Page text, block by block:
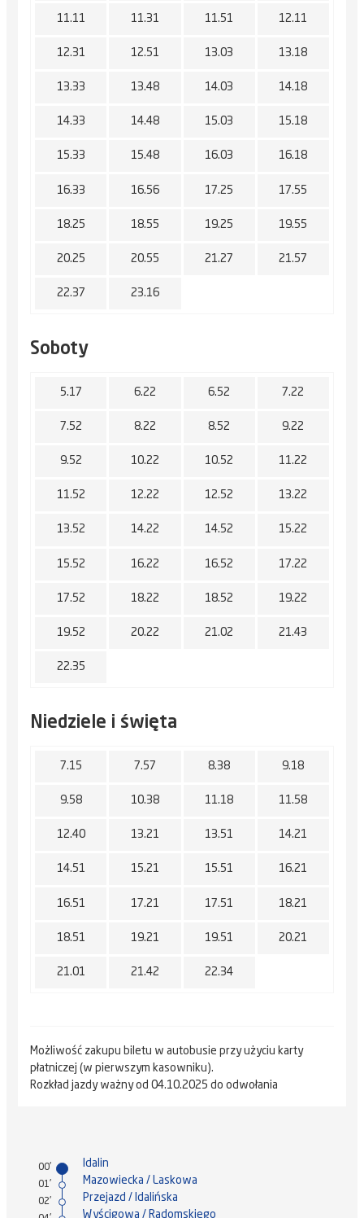
11.11 11.31 11.51 12.11
12.31 12.51 13.03 13.18
13.33 13.48 14.03 14.18
14.33 14.48 15.03 15.18
15.33 15.48 16.03 16.18
16.33 16.56 17.25 17.55
18.25 18.55 19.25 19.55
20.25 20.55 21.27 21.57
22.37 23.16
Soboty
5.17 6.22 6.52 7.22
7.52 8.22 8.52 9.22
9.52 10.22 10.52 11.22
11.52 12.22 12.52 13.22
13.52 14.22 14.52 15.22
15.52 16.22 16.52 17.22
17.52 18.22 18.52 19.22
19.52 20.22 21.02 21.43
22.35
Niedziele i święta
7.15 7.57 8.38 9.18
9.58 10.38 11.18 11.58
12.40 13.21 13.51 14.21
14.51 15.21 15.51 16.21
16.51 17.21 17.51 18.21
18.51 19.21 19.51 20.21
21.01 21.42 22.34
Możliwość zakupu biletu w autobusie przy użyciu karty
płatniczej (w pierwszym kasowniku).
Rozkład jazdy ważny od 04.10.2025 do odwołania
00' Idalin
01' Mazowiecka / Laskowa
02' Przejazd / Idalińska
Wyścigowa / Radomskiego